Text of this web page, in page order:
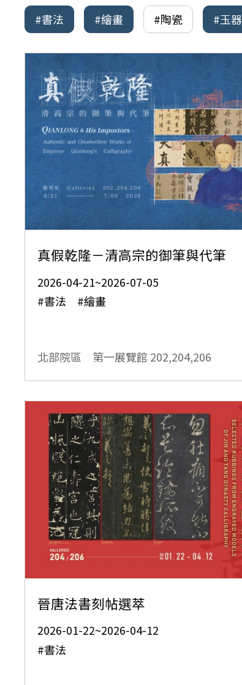
#書法 #繪畫 #陶瓷 #玉器
真假乾隆－清高宗的御筆與代筆
2026-04-21~2026-07-05
#書法 #繪畫
北部院區 第一展覽館 202,204,206
晉唐法書刻帖選萃
2026-01-22~2026-04-12
#書法